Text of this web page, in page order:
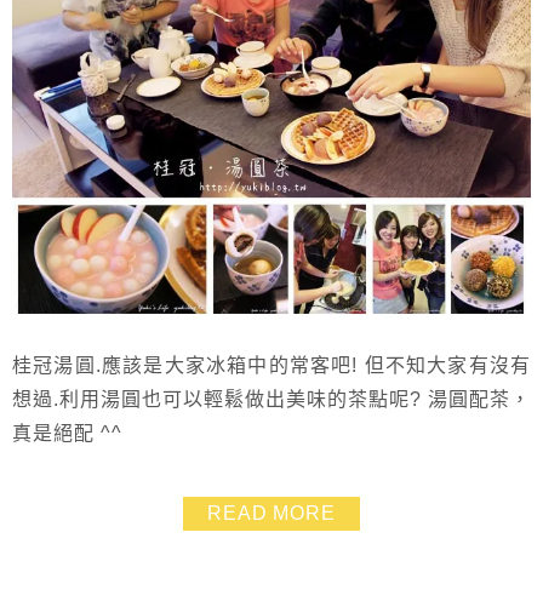
桂冠湯圓.應該是大家冰箱中的常客吧! 但不知大家有沒有
想過.利用湯圓也可以輕鬆做出美味的茶點呢? 湯圓配茶，
真是絕配 ^^
READ MORE